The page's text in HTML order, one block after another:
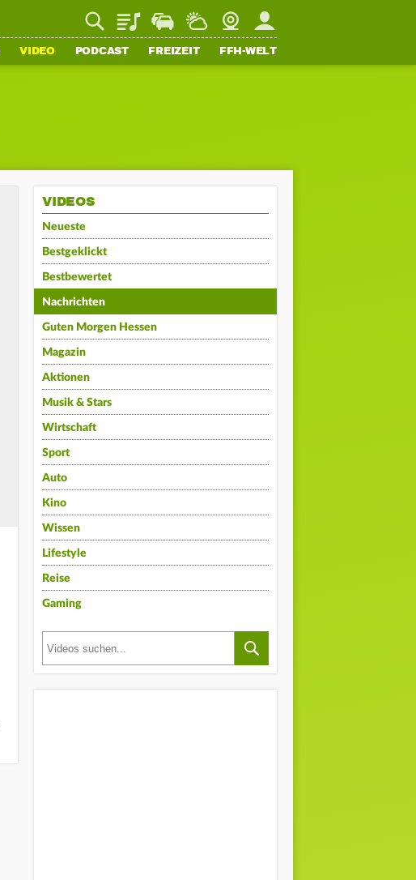
PlaylistStaupilotWetterWebcamMein FFH
VIDEO PODCAST FREIZEIT FFH-WELT
VIDEOS
Neueste
Bestgeklickt
Bestbewertet
Nachrichten
Guten Morgen Hessen
Magazin
Aktionen
Musik & Stars
Wirtschaft
Sport
Auto
Kino
Wissen
Lifestyle
Reise
Gaming